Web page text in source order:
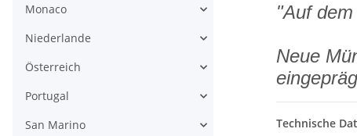
"Auf
Neue
Technische
Monaco
Niederlande
Österreich
Portugal
San Marino